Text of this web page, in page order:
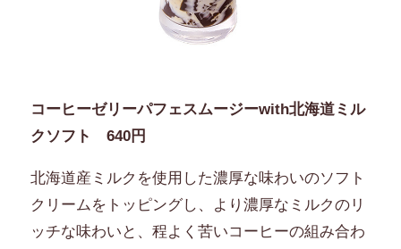
コーヒーゼリーパフェスムージーwith北海道ミル
クソフト 640円
北海道産ミルクを使用した濃厚な味わいのソフト
クリームをトッピングし、より濃厚なミルクのリ
ッチな味わいと、程よく苦いコーヒーの組み合わ